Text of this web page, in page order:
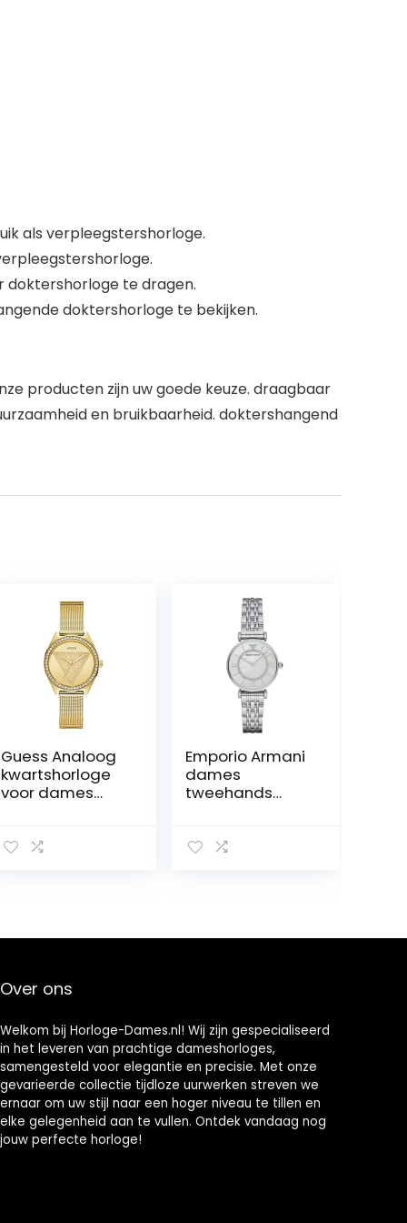
als verpleegstershorloge.
doktershorloge te dragen.
doktershorloge te bekijken.
producten zijn uw goede keuze. draagbaar
en bruikbaarheid. doktershangend
Guess Analoog
kwartshorloge
voor dames
armband
Emporio Armani
dames
tweehands
Over ons
Welkom bij Horloge-Dames.nl! Wij zijn gespecialiseerd
in het leveren van prachtige dameshorloges,
samengesteld voor elegantie en precisie. Met onze
gevarieerde collectie tijdloze uurwerken streven we
ernaar om uw stijl naar een hoger niveau te tillen en
elke gelegenheid aan te vullen. Ontdek vandaag nog
jouw perfecte horloge!